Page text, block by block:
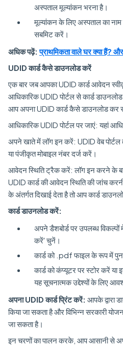
अस्पताल मूल्यांकन भरना है।
मूल्यांकन के लिए अस्पताल का
सबमिट करें।
अधिक पढ़ें:प्राथमिकता वाले घर क्या हैं?
UDID कार्ड कैसे डाउनलोड करें
एक बार जब आपका UDID कार्ड आवेदन
आधिकारिक UDID पोर्टल से कार्ड
आप अपना UDID कार्ड कैसे डाउनलोड कर
आधिकारिक UDID पोर्टल पर जाएं: यहां
अपने खाते में लॉग इन करें: UDID वेब
या पंजीकृत मोबाइल नंबर दर्ज करें।
आवेदन स्थिति ट्रैक करें: लॉग इन करने के
UDID कार्ड की आवेदन स्थिति की जांच
के अंतर्गत दिखाई देता है तो आप कार्ड
कार्ड डाउनलोड करें:
अपने डैशबोर्ड पर उपलब्ध
करें' चुनें।
कार्ड को .pdf फाइल के रूप में
कार्ड को कंप्यूटर पर स्टोर करें
यह सूचनात्मक उद्देश्यों के लिए
अपना UDID कार्ड प्रिंट करें: आपके द्वारा
किया जा सकता है और विभिन्न सरकारी
जा सकता है।
इन चरणों का पालन करके, आप आसानी से